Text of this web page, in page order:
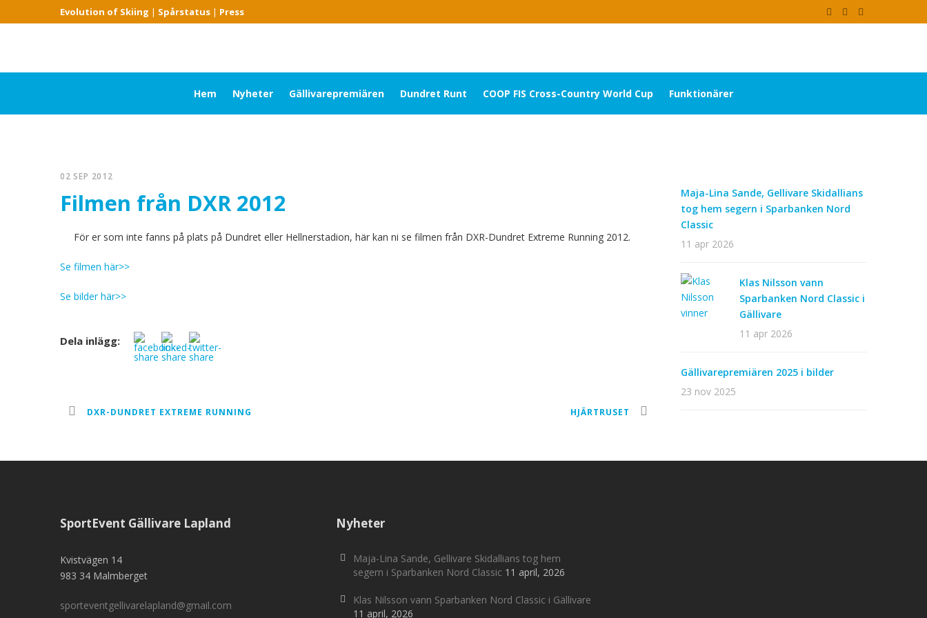
Evolution of Skiing | Spårstatus | Press
Hem Nyheter Gällivarepremiären Dundret Runt COOP FIS Cross-Country World Cup Funktionärer
02 SEP 2012
Filmen från DXR 2012
För er som inte fanns på plats på Dundret eller Hellnerstadion, här kan ni se filmen från DXR-Dundret Extreme Running 2012.
Se filmen här>>
Se bilder här>>
Dela inlägg:
DXR-DUNDRET EXTREME RUNNING HJÄRTRUSET
Maja-Lina Sande, Gellivare Skidallians
tog hem segern i Sparbanken Nord
Classic
11 apr 2026
Klas Nilsson vann
Sparbanken Nord Classic i
Gällivare
11 apr 2026
Gällivarepremiären 2025 i bilder
23 nov 2025
SportEvent Gällivare Lapland
Kvistvägen 14
983 34 Malmberget
sporteventgellivarelapland@gmail.com
Nyheter
Maja-Lina Sande, Gellivare Skidallians tog hem
segern i Sparbanken Nord Classic 11 april, 2026
Klas Nilsson vann Sparbanken Nord Classic i Gällivare
11 april, 2026